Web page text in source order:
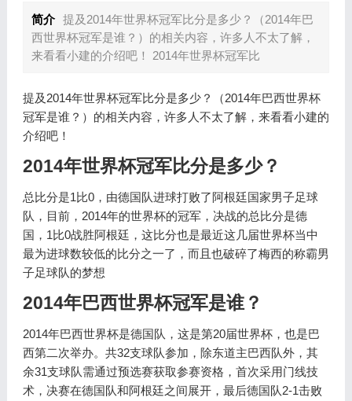
简介 提及2014年世界杯冠军比分是多少？（2014年巴
西世界杯冠军是谁？）的相关内容，许多人不太了解，
来看看小建的介绍吧！ 2014年世界杯冠军比
提及2014年世界杯冠军比分是多少？（2014年巴西世界杯
冠军是谁？）的相关内容，许多人不太了解，来看看小建的
介绍吧！
2014年世界杯冠军比分是多少？
总比分是1比0，由德国队进球打败了阿根廷国家男子足球
队，目前，2014年的世界杯的冠军，决战的总比分是德
国，1比0战胜阿根廷，这比分也是最近这几届世界杯当中
最为进球数较低的比分之一了，而且也破碎了梅西的称霸男
子足球队的梦想
2014年巴西世界杯冠军是谁？
2014年巴西世界杯是德国队，这是第20届世界杯，也是巴
西第二次举办。共32支球队参加，除东道主巴西队外，其
余31支球队需通过预选赛获取参赛资格，首次采用门线技
术，决赛在德国队和阿根廷之间展开，最后德国队2-1击败